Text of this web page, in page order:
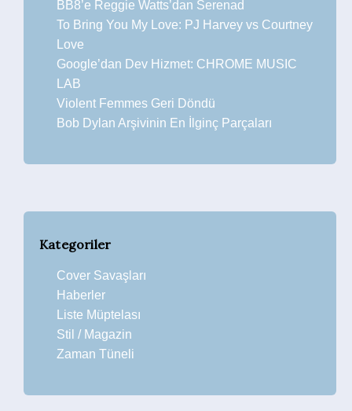
BB8’e Reggie Watts’dan Serenad
To Bring You My Love: PJ Harvey vs Courtney
Love
Google’dan Dev Hizmet: CHROME MUSIC
LAB
Violent Femmes Geri Döndü
Bob Dylan Arşivinin En İlginç Parçaları
Kategoriler
Cover Savaşları
Haberler
Liste Müptelası
Stil / Magazin
Zaman Tüneli